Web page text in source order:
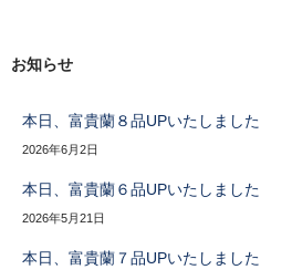
お知らせ
本日、富貴蘭８品UPいたしました
2026年6月2日
本日、富貴蘭６品UPいたしました
2026年5月21日
本日、富貴蘭７品UPいたしました